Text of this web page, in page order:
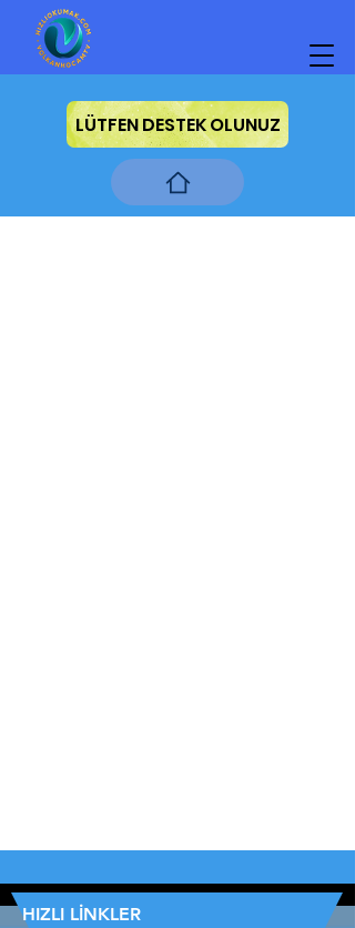
LÜTFEN DESTEK OLUNUZ
HIZLI LİNKLER